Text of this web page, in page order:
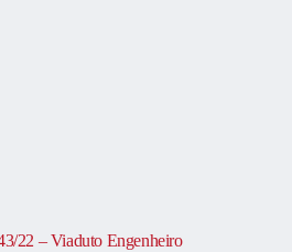
22 – Viaduto Engenheiro